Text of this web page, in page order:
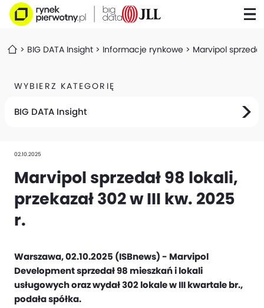
BIG DATA Insight Informacje rynkowe Marvipol
WYBIERZ KATEGORIĘ
BIG DATA Insight
02.10.2025
Marvipol sprzedał 98 lokali,
przekazał 302 w III kw. 2025
r.
Warszawa, 02.10.2025 (ISBnews) - Marvipol
Development sprzedał 98 mieszkań i lokali
usługowych oraz wydał 302 lokale w III kwartale br.,
podała spółka.